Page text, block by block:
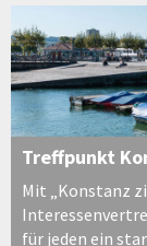
Treffpunkt
Mit „Konstanz
für jeden ein